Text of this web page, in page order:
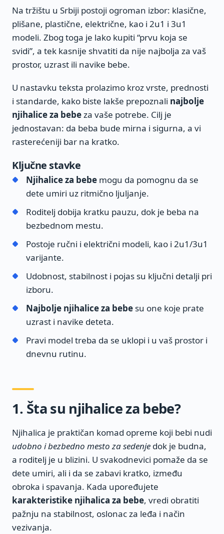
Na tržištu u Srbiji postoji ogroman izbor: klasične,
plišane, plastične, električne, kao i 2u1 i 3u1
modeli. Zbog toga je lako kupiti “prvu koja se
svidi”, a tek kasnije shvatiti da nije najbolja za vaš
prostor, uzrast ili navike bebe.
U nastavku teksta prolazimo kroz vrste, prednosti
i standarde, kako biste lakše prepoznali najbolje
njihalice za bebeza vaše potrebe. Cilj je
jednostavan: da beba bude mirna i sigurna, a vi
rasterećeniji bar na kratko.
Ključne stavke
Njihalice za bebe mogu da pomognu da se
dete umiri uz ritmično ljuljanje.
Roditelj dobija kratku pauzu, dok je beba na
bezbednom mestu.
Postoje ručni i električni modeli, kao i 2u1/3u1
varijante.
Udobnost, stabilnost i pojas su ključni detalji pri
izboru.
Najbolje njihalice za bebe su one koje prate
uzrast i navike deteta.
Pravi model treba da se uklopi i u vaš prostor i
dnevnu rutinu.
1. Šta su njihalice za bebe?
Njihalica je praktičan komad opreme koji bebi nudi
udobno i bezbedno mesto za sedenje dok je budna,
a roditelj je u blizini. U svakodnevici pomaže da se
dete umiri, ali i da se zabavi kratko, između
obroka i spavanja. Kada upoređujete
karakteristike njihalica za bebe, vredi obratiti
pažnju na stabilnost, oslonac za leđa i način
vezivanja.